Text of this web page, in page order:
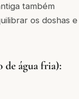
também
os doshas e
água fria):